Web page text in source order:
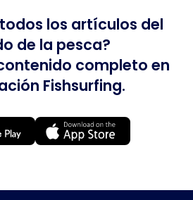
los artículos del
de la pesca?
completo en
Fishsurfing.